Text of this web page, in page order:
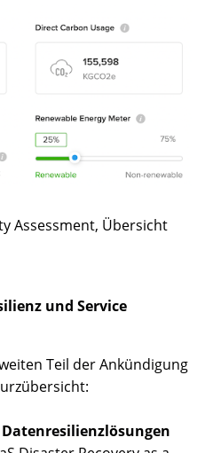
Assessment, Übersicht
und Service
Teil der Ankündigung